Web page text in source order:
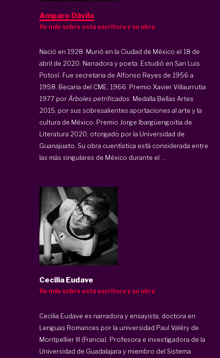
Amparo Dávila
Ve más sobre esta escritora y su obra
Nació en 1928. Murió en la Ciudad de México el 18 de
abril de 2020. Narradora y poeta. Estudió en San Luis
Potosí. Fue secretaria de Alfonso Reyes de 1956 a
1958. Becaria del CME, 1966. Premio Xavier Villaurrutia
1977 porÁrboles petrificados . Medalla Bellas Artes
2015, por sus sobresalientes aportaciones al arte y la
cultura de México. Premio Jorge Ibargüengoitia de
Literatura 2020, otorgado por la Universidad de
Guanajuato. Su obra cuentística está considerada entre
las más singulares de México durante el ...
Cecilia Eudave
Ve más sobre esta escritora y su obra
Cecilia Eudave es narradora y ensayista, doctora en
Lenguas Romances por la universidad Paul Valéry de
Montpellier III (Francia). Profesora e investigadora de la
Universidad de Guadalajara y miembro del Sistema